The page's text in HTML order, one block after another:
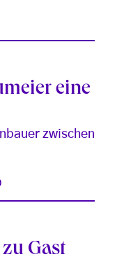
eine
zwischen
Gast